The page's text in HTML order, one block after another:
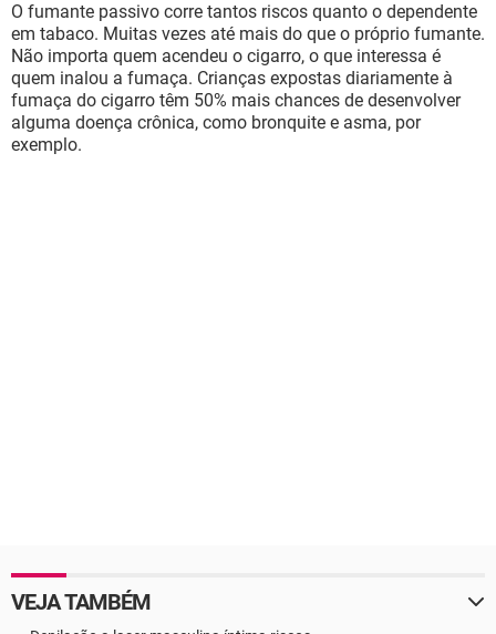
O fumante passivo corre tantos riscos quanto o dependente
em tabaco. Muitas vezes até mais do que o próprio fumante.
Não importa quem acendeu o cigarro, o que interessa é
quem inalou a fumaça. Crianças expostas diariamente à
fumaça do cigarro têm 50% mais chances de desenvolver
alguma doença crônica, como bronquite e asma, por
exemplo.
VEJA TAMBÉM